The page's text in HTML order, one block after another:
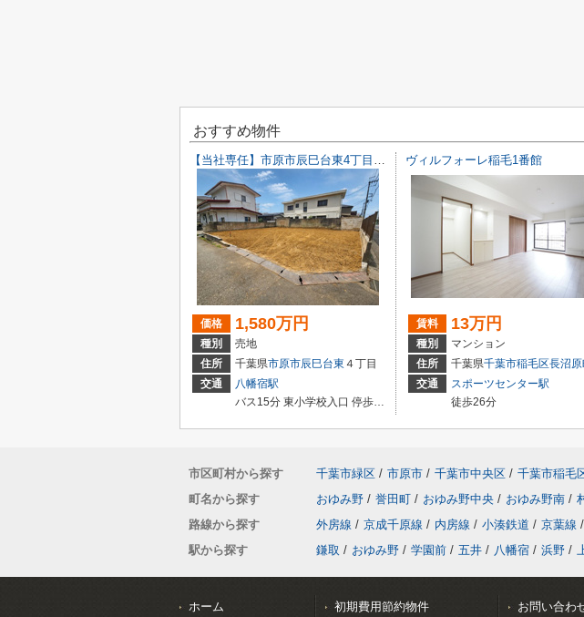
おすすめ物件
【当社専任】市原市辰巳台東4丁目 売り土地
価格 1,580万円
種別
売地
住所
千葉県市原市辰巳台東 ４丁目
交通
八幡宿駅
バス15分 東小学校入口 停歩2分
ヴィルフォーレ稲毛1番館
賃料 13万円
種別
マンション
住所
千葉県千葉市稲毛区長沼
交通
スポーツセンター駅
徒歩26分
市区町村から探す 千葉市緑区 / 市原市 / 千葉市中央区 / 千葉市稲毛
町名から探す
おゆみ野 / 誉田町 / おゆみ野中央 / おゆみ野南 /
路線から探す
外房線 / 京成千原線 / 内房線 / 小湊鉄道 / 京葉線 /
駅から探す
鎌取 / おゆみ野 / 学園前 / 五井 / 八幡宿 / 浜野 /
ホーム 初期費用節約物件 お問い合わ